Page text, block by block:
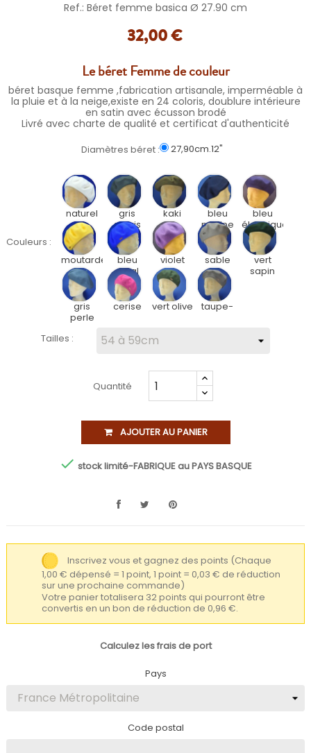
Ref.: Béret femme basica Ø 27.90 cm
32,00 €
Le béret Femme de couleur
béret basque femme ,fabrication artisanale, imperméable à
la pluie et à la neige,existe en 24 coloris, doublure intérieure
en satin avec écusson brodé
Livré avec charte de qualité et certificat d'authenticité
Diamètres béret : 27,90cm.12"
Couleurs :
naturel
gris
souris
kaki
bleu
marine
bleu
électrique
moutarde
bleu
royal
violet sable
vert
sapin
gris
perle
cerise vert olive taupe-
Tailles :
Quantité
AJOUTER AU PANIER
 stock limité-FABRIQUE au PAYS BASQUE
Inscrivez vous et gagnez des points (Chaque
1,00 € dépensé = 1 point, 1 point = 0,03 € de réduction
sur une prochaine commande)
Votre panier totalisera 32 points qui pourront être
convertis en un bon de réduction de 0,96 €.
Calculez les frais de port
Pays
Code postal